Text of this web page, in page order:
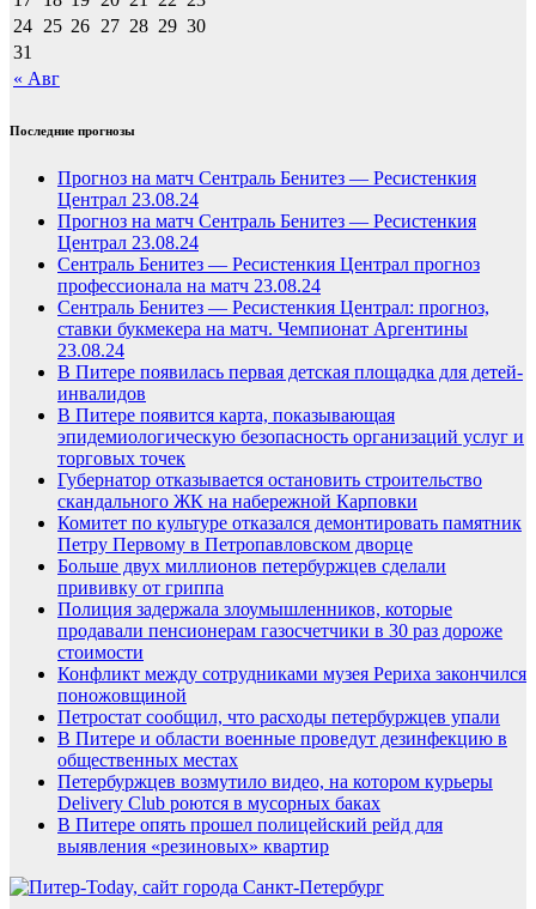
« Авг
24 25 26 27 28 29 30
31
Последние прогнозы
Прогноз на матч Сентраль Бенитез — Ресистенкия
Централ 23.08.24
Прогноз на матч Сентраль Бенитез — Ресистенкия
Централ 23.08.24
Сентраль Бенитез — Ресистенкия Централ прогноз
профессионала на матч 23.08.24
Сентраль Бенитез — Ресистенкия Централ: прогноз,
ставки букмекера на матч. Чемпионат Аргентины
23.08.24
В Питере появилась первая детская площадка для детей-
инвалидов
В Питере появится карта, показывающая
эпидемиологическую безопасность организаций услуг и
торговых точек
Губернатор отказывается остановить строительство
скандального ЖК на набережной Карповки
Комитет по культуре отказался демонтировать памятник
Петру Первому в Петропавловском дворце
Больше двух миллионов петербуржцев сделали
прививку от гриппа
Полиция задержала злоумышленников, которые
продавали пенсионерам газосчетчики в 30 раз дороже
стоимости
Конфликт между сотрудниками музея Рериха закончился
поножовщиной
Петростат сообщил, что расходы петербуржцев упали
В Питере и области военные проведут дезинфекцию в
общественных местах
Петербуржцев возмутило видео, на котором курьеры
Delivery Club роются в мусорных баках
В Питере опять прошел полицейский рейд для
выявления «резиновых» квартир